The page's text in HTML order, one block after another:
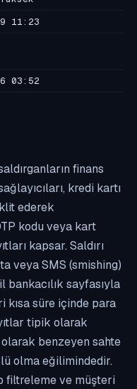
11:23
03:52
finans
kredi kartı
ederek
kodu veya kart
kapsar. Saldırı
veya SMS (smishing)
sayfasıyla
süre içinde para
tipik olarak
benzeyen sahte
olma eğilimindedir.
filtreleme ve müşteri